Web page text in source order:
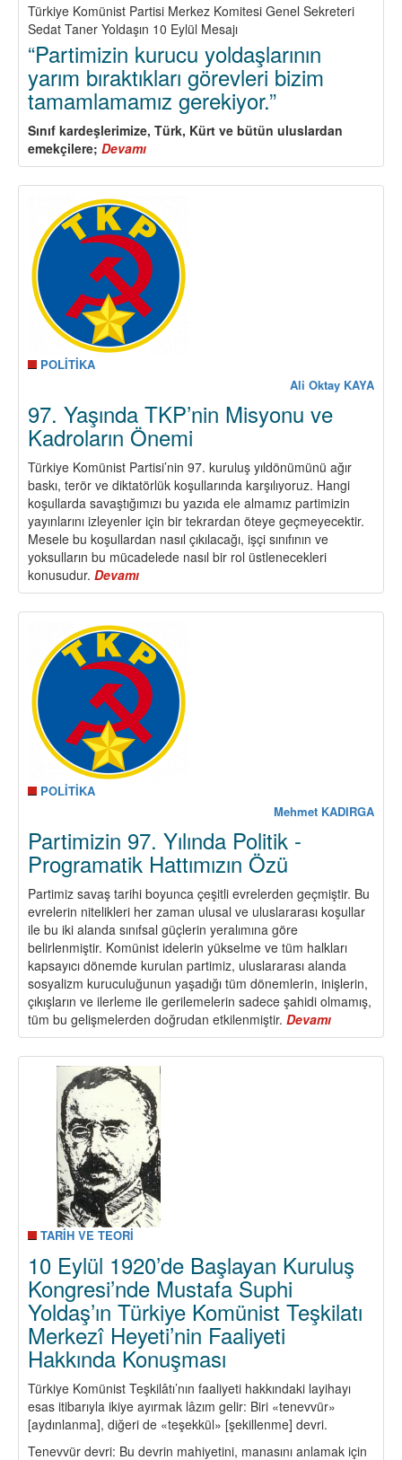
Türkiye Komünist Partisi Merkez Komitesi Genel Sekreteri
Sedat Taner Yoldaşın 10 Eylül Mesajı
“Partimizin kurucu yoldaşlarının
yarım bıraktıkları görevleri bizim
tamamlamamız gerekiyor.”
Sınıf kardeşlerimize, Türk, Kürt ve bütün uluslardan
emekçilere; Devamı
“Partimizin
kurucu
yarım
bıraktıkları
görevleri
bizim
tamamlamamız
gerekiyor.”
POLİTİKA
Ali Oktay KAYA
97. Yaşında TKP’nin Misyonu ve
Kadroların Önemi
Türkiye Komünist Partisi’nin 97. kuruluş yıldönümünü ağır
baskı, terör ve diktatörlük koşullarında karşılıyoruz. Hangi
koşullarda savaştığımızı bu yazıda ele almamız partimizin
yayınlarını izleyenler için bir tekrardan öteye geçmeyecektir.
Mesele bu koşullardan nasıl çıkılacağı, işçi sınıfının ve
yoksulların bu mücadelede nasıl bir rol üstlenecekleri
konusudur. Devamı
97.
Yaşında
TKP’nin
Misyonu
ve
Kadroların
Önemi
POLİTİKA
Mehmet KADIRGA
Partimizin 97. Yılında Politik -
Programatik Hattımızın Özü
Partimiz savaş tarihi boyunca çeşitli evrelerden geçmiştir. Bu
evrelerin nitelikleri her zaman ulusal ve uluslararası koşullar
ile bu iki alanda sınıfsal güçlerin yeralımına göre
belirlenmiştir. Komünist idelerin yükselme ve tüm halkları
kapsayıcı dönemde kurulan partimiz, uluslararası alanda
sosyalizm kuruculuğunun yaşadığı tüm dönemlerin, inişlerin,
çıkışların ve ilerleme ile gerilemelerin sadece şahidi olmamış,
tüm bu gelişmelerden doğrudan etkilenmiştir. Devamı
Partimizin
97.
TARİH VE TEORİ
10 Eylül 1920’de Başlayan Kuruluş
Kongresi’nde Mustafa Suphi
Yoldaş’ın Türkiye Komünist Teşkilatı
Merkezî Heyeti’nin Faaliyeti
Hakkında Konuşması
Türkiye Komünist Teşkilâtı’nın faaliyeti hakkındaki layihayı
esas itibarıyla ikiye ayırmak lâzım gelir: Biri «tenevvür»
[aydınlanma], diğeri de «teşekkül» [şekillenme] devri.
Tenevvür devri: Bu devrin mahiyetini, manasını anlamak için